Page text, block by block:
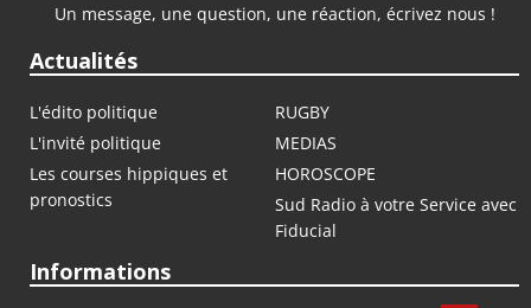
Un message, une question, une réaction, écrivez nous !
Actualités
L'édito politique
RUGBY
L'invité politique
MEDIAS
Les courses hippiques et
pronostics
HOROSCOPE
Sud Radio à votre Service avec
Fiducial
Informations